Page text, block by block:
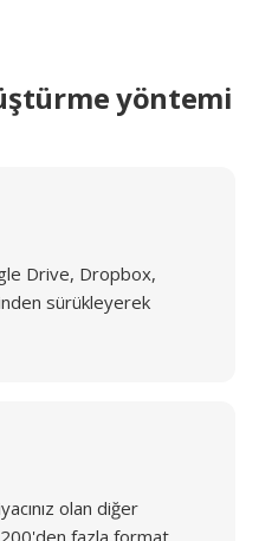
yöntemi
Drive, Dropbox,
sürükleyerek
olan diğer
fazla format